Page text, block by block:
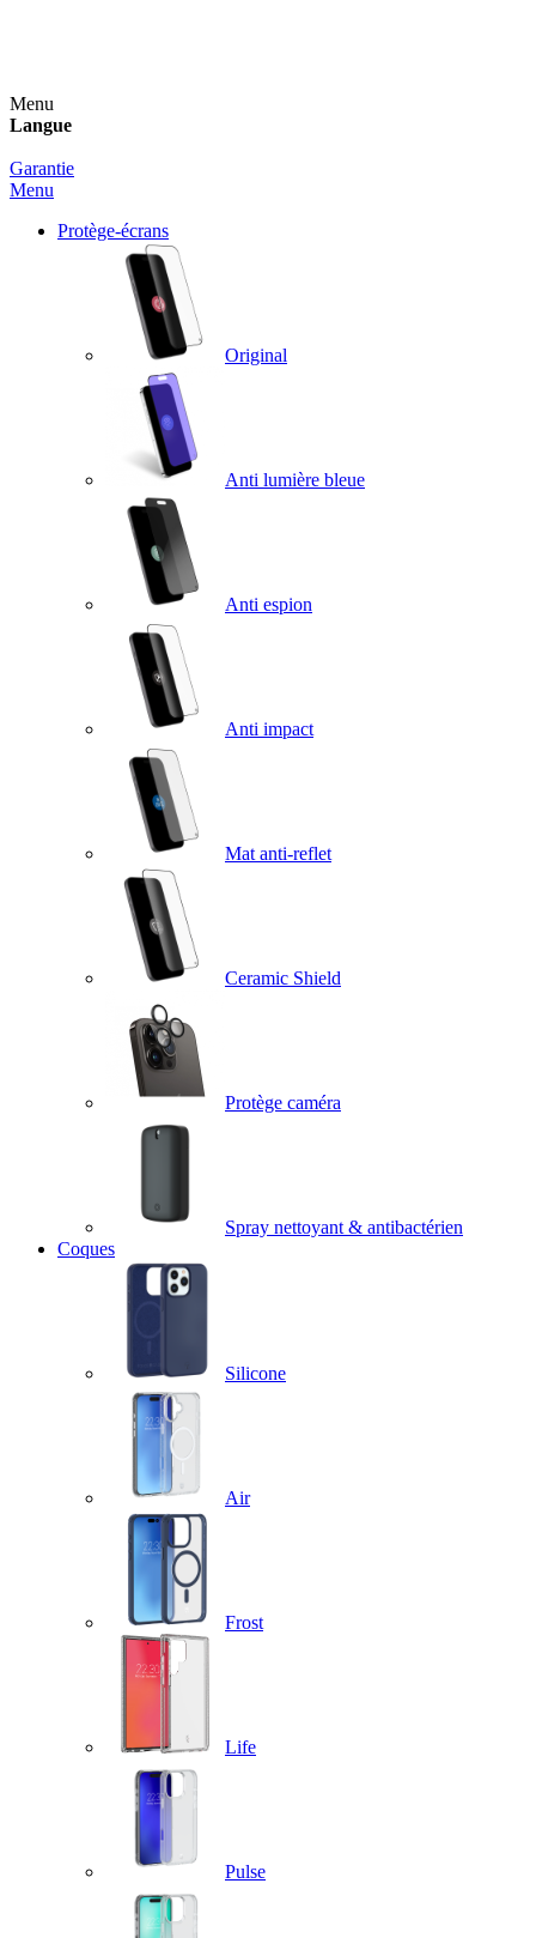
Menu
Langue
Garantie
Menu
Protège-écrans
Original
Anti lumière bleue
Anti espion
Anti impact
Mat anti-reflet
Ceramic Shield
Protège caméra
Spray nettoyant & antibactérien
Coques
Silicone
Air
Frost
Life
Pulse